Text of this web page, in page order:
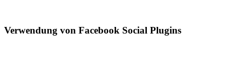
Verwendung von Facebook Social Plugins